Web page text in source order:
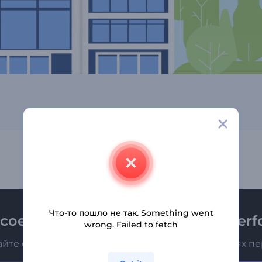
к рассылке
о последних новостях и новых предложениях
Что-то пошло не так. Something went
wrong. Failed to fetch